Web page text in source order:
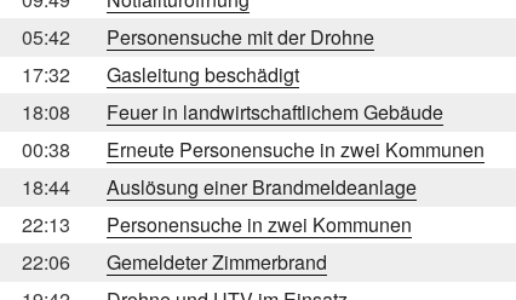
05:42
Personensuche mit der Drohne
17:32
Gasleitung beschädigt
18:08
Feuer in landwirtschaftlichem Gebäude
00:38
Erneute Personensuche in zwei Kommunen
18:44
Auslösung einer Brandmeldeanlage
22:13
Personensuche in zwei Kommunen
22:06
Gemeldeter Zimmerbrand